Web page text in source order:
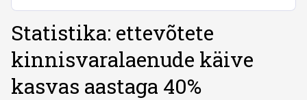
Statistika: ettevõtete
kinnisvaralaenude käive
kasvas aastaga 40%